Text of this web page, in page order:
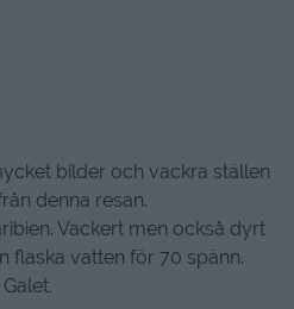
bilder och vackra ställen
denna resan.
Vackert men också dyrt
flaska vatten för 70 spänn.
Galet.